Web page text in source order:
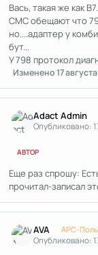
Вась, такая же как
СМС обещают что
но....адаптер у
бут...
У 798 протокол
Изменено17
Adact Admin
Опубликовано:
АВТОР
Еще раз спрошу:
прочитал-записал
AVA APC-
Опубликовано: